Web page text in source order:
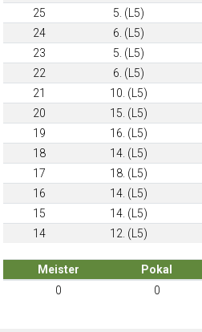
25
5. (L5)
24
6. (L5)
23
5. (L5)
22
6. (L5)
21
10. (L5)
20
15. (L5)
19
16. (L5)
18
14. (L5)
17
18. (L5)
16
14. (L5)
15
14. (L5)
14
12. (L5)
Meister Pokal
0
0